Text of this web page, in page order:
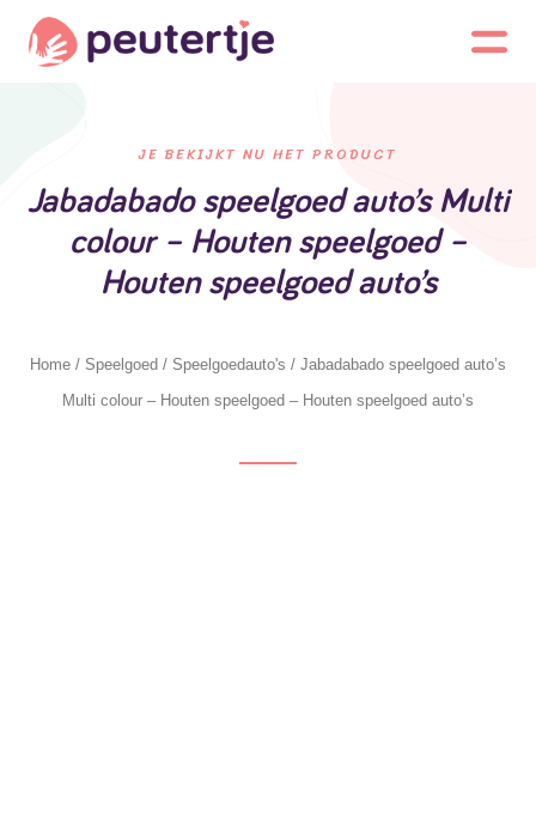
JE BEKIJKT NU HET PRODUCT
Jabadabado speelgoed auto’s Multi
colour – Houten speelgoed –
Houten speelgoed auto’s
Home / Speelgoed / Speelgoedauto's / Jabadabado speelgoed auto’s
Multi colour – Houten speelgoed – Houten speelgoed auto’s